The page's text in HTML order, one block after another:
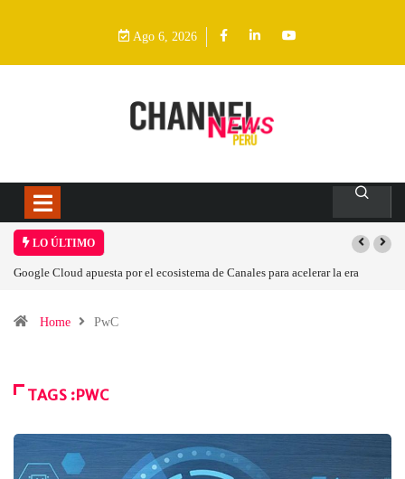
Ago 6, 2026
LO ÚLTIMO
Las causas del impulso al alza en el precio de las placas base
Home PwC
TAGS :PWC